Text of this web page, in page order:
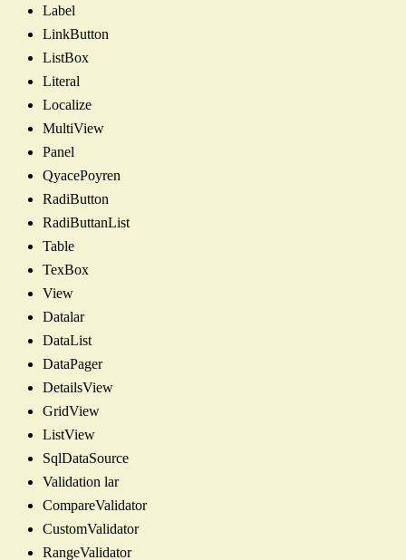
Label
LinkButton
ListBox
Literal
Localize
MultiView
Panel
QyacePoyren
RadiButton
RadiButtanList
Table
TexBox
View
Datalar
DataList
DataPager
DetailsView
GridView
ListView
SqlDataSource
Validation lar
CompareValidator
CustomValidator
RangeValidator